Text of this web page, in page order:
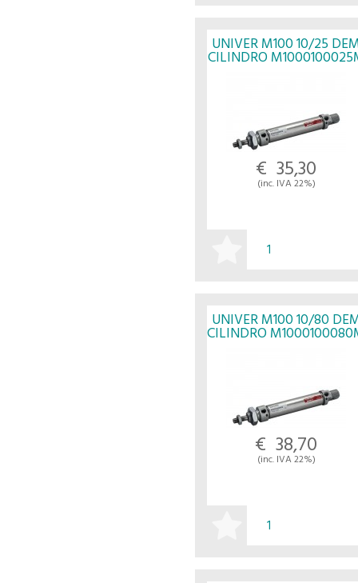
UNIVER M100 10/25
CILINDRO
€ 35,30
(inc. IVA 22%)
UNIVER M100 10/80
CILINDRO
€ 38,70
(inc. IVA 22%)